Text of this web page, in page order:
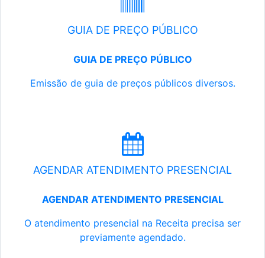
GUIA DE PREÇO PÚBLICO
GUIA DE PREÇO PÚBLICO
Emissão de guia de preços públicos diversos.
AGENDAR ATENDIMENTO PRESENCIAL
AGENDAR ATENDIMENTO PRESENCIAL
O atendimento presencial na Receita precisa ser
previamente agendado.